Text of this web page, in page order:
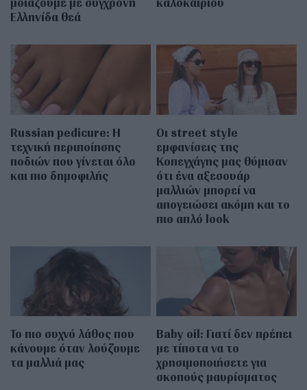
Ελληνίδα θεά
Russian pedicure: Η
τεχνική περιποίησης
ποδιών που γίνεται όλο
και πιο δημοφιλής
Οι street style
εμφανίσεις της
Κοπεγχάγης μας θύμισαν
ότι ένα αξεσουάρ
μαλλιών μπορεί να
απογειώσει ακόμη και το
πιο απλό look
Το πιο συχνό λάθος που
κάνουμε όταν λούζουμε
τα μαλλιά μας
Baby oil: Γιατί δεν πρέπει
με τίποτα να το
χρησιμοποιήσετε για
σκοπούς μαυρίσματος